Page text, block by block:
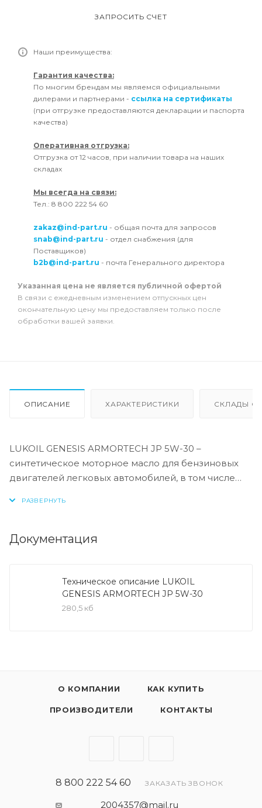
ЗАПРОСИТЬ СЧЕТ
Наши преимущества:
Гарантия качества:
По многим брендам мы являемся официальными
дилерами и партнерами - ссылка на сертификаты
(при отгрузке предоставляются декларации и паспорта
качества)
Оперативная отгрузка:
Отгрузка от 12 часов, при наличии товара на наших
складах
Мы всегда на связи:
Тел.: 8 800 222 54 60
zakaz@ind-part.ru - общая почта для запросов
snab@ind-part.ru - отдел снабжения (для
Поставщиков)
b2b@ind-part.ru - почта Генерального директора
Указанная цена не является публичной офертой
В связи с ежедневным изменением отпускных цен
окончательную цену мы предоставляем только после
обработки вашей заявки.
ОПИСАНИЕ ХАРАКТЕРИСТИКИ СКЛАДЫ
LUKOIL GENESIS ARMORTECH JP 5W-30 –
синтетическое моторное масло для бензиновых
двигателей легковых автомобилей, в том числе
бензиновых двигателях автомобилей Toyota,
Honda, Infiniti, Lexus, Mazda, Nissan, Suzuki, Subaru,
Acura как в гарантийный, так и послегарантийный
Спецификации:
Документация
Техническое описание LUKOIL
GENESIS ARMORTECH JP 5W-30
280,5 кб
О КОМПАНИИ КАК КУПИТЬ
ПРОИЗВОДИТЕЛИ КОНТАКТЫ
8 800 222 54 60 ЗАКАЗАТЬ ЗВОНОК
2004357@mail.ru